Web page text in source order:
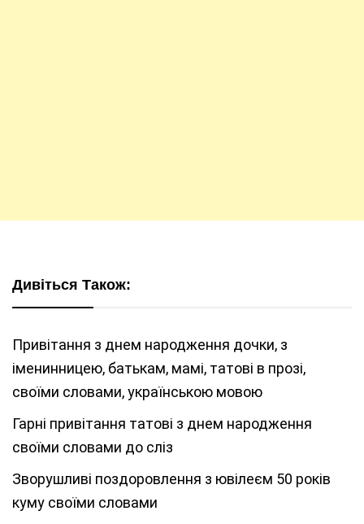
Дивіться Також:
Привітання з днем народження дочки, з
іменинницею, батькам, мамі, татові в прозі,
своїми словами, українською мовою
Гарні привітання татові з днем народження
своїми словами до сліз
Зворушливі поздоровлення з ювілеєм 50 років
куму своїми словами